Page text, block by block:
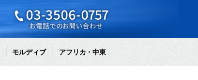
モルディブ アフリカ・中東